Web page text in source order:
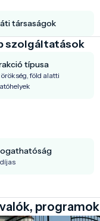
társaságok
szolgáltatások
típusa
föld alatti
programok